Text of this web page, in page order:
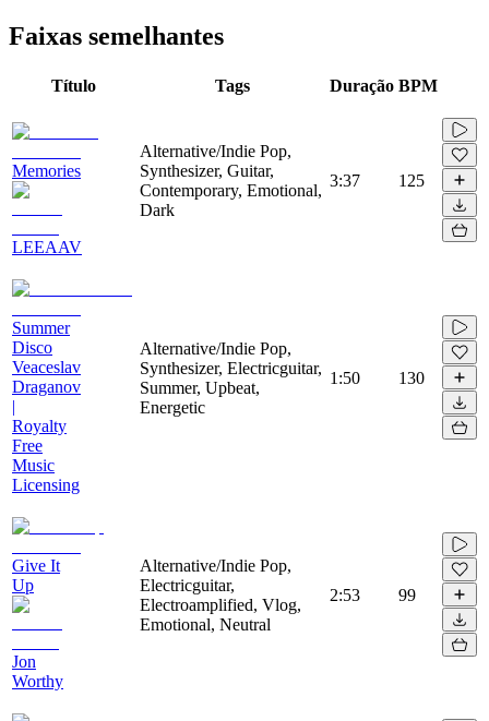
Faixas semelhantes
Título Tags Duração BPM
Memories
LEEAAV
Alternative/Indie Pop,
Synthesizer, Guitar,
Contemporary, Emotional,
Dark
3:37 125
Summer
Disco
Veaceslav
Draganov
|
Royalty
Free
Music
Licensing
Alternative/Indie Pop,
Synthesizer, Electricguitar,
Summer, Upbeat,
Energetic
1:50 130
Give It
Up
Jon
Worthy
Alternative/Indie Pop,
Electricguitar,
Electroamplified, Vlog,
Emotional, Neutral
2:53 99